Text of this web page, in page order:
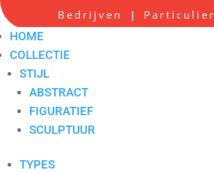
Bedrijven | Particulier
HOME
COLLECTIE
STIJL
ABSTRACT
FIGURATIEF
SCULPTUUR
TYPES
Frank Leujeune 1
Artikelnummer: